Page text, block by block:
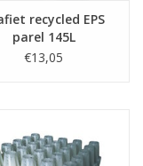
recycled EPS
parel 145L
€13,05